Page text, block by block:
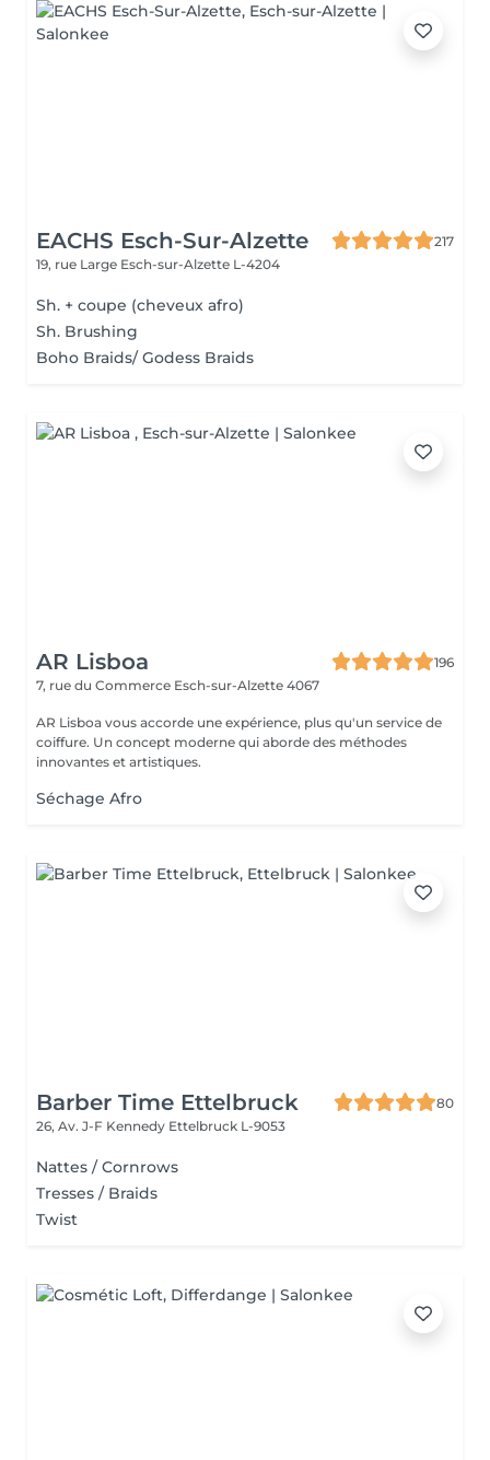
EACHS Esch-Sur-Alzette
217
19, rue Large Esch-sur-Alzette L-4204
Sh. + coupe (cheveux afro)
Sh. Brushing
Boho Braids/ Godess Braids
AR Lisboa
196
7, rue du Commerce Esch-sur-Alzette 4067
AR Lisboa vous accorde une expérience, plus qu'un service de
coiffure. Un concept moderne qui aborde des méthodes
innovantes et artistiques.
Séchage Afro
Barber Time Ettelbruck
80
26, Av. J-F Kennedy Ettelbruck L-9053
Nattes / Cornrows
Tresses / Braids
Twist